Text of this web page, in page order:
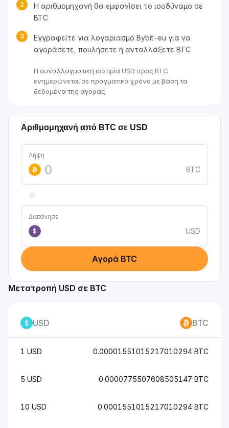
2
Η αριθμομηχανή θα εμφανίσει το ισοδύναμο σε
BTC
3
Εγγραφείτε για λογαριασμό Bybit-eu για να
αγοράσετε, πουλήσετε ή ανταλλάξετε BTC
Η συναλλαγματική ισοτιμία USD προς BTC
ενημερώνεται σε πραγματικό χρόνο με βάση τα
δεδομένα της αγοράς.
Αριθμομηχανή από BTC σε USD
Λήψη
BTC
Δαπάνησε
$
USD
Αγορά BTC
Μετατροπή USD σε BTC
USD BTC
1 USD 0.00001551015217010294 BTC
5 USD 0.0000775507608505147 BTC
10 USD 0.0001551015217010294 BTC